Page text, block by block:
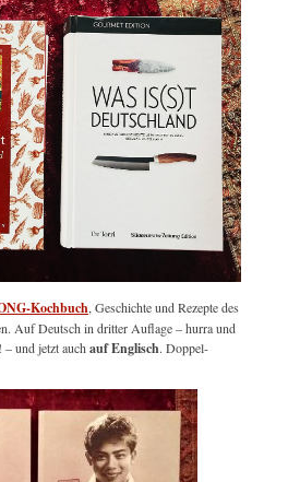
Kochbuch, Geschichte und Rezepte des
Auf Deutsch in dritter Auflage – hurra und
und jetzt auchauf Englisch. Doppel-